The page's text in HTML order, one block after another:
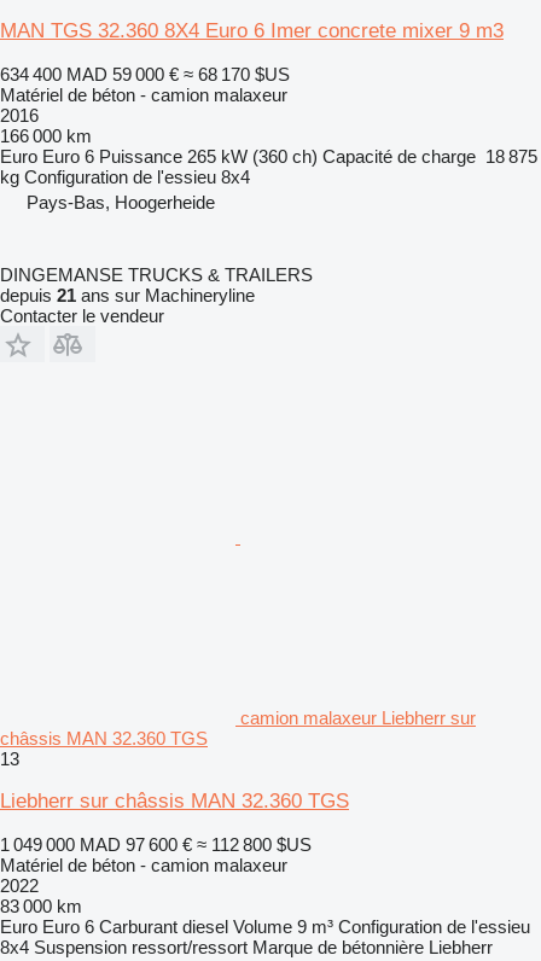
MAN TGS 32.360 8X4 Euro 6 Imer concrete mixer 9 m3
634 400 MAD 59 000 € ≈ 68 170 $US
Matériel de béton - camion malaxeur
2016
166 000 km
Euro Euro 6 Puissance 265 kW (360 ch) Capacité de charge 18 875
kg Configuration de l'essieu 8x4
Pays-Bas, Hoogerheide
DINGEMANSE TRUCKS & TRAILERS
depuis 21 ans sur Machineryline
Contacter le vendeur
camion malaxeur Liebherr sur
châssis MAN 32.360 TGS
13
Liebherr sur châssis MAN 32.360 TGS
1 049 000 MAD 97 600 € ≈ 112 800 $US
Matériel de béton - camion malaxeur
2022
83 000 km
Euro Euro 6 Carburant diesel Volume 9 m³ Configuration de l'essieu
8x4 Suspension ressort/ressort Marque de bétonnière Liebherr